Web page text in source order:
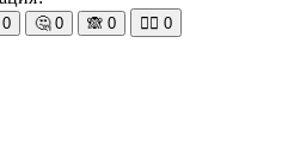
0 🤔 0 🙈 0 🧘‍♀️ 0